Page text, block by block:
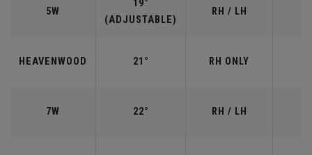
5W
19°
(ADJUSTABLE)
RH / LH
HEAVENWOOD 21° RH ONLY
7W 22° RH / LH